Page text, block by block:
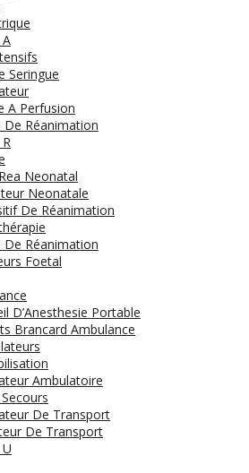
Seringue
A Perfusion
De Réanimation
Neonatal
Neonatale
De Réanimation
De Réanimation
Foetal
D’Anesthesie Portable
Brancard Ambulance
Ambulatoire
De Transport
De Transport